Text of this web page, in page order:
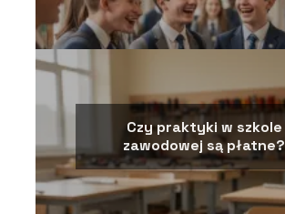
Czy praktyki w szkole
zawodowej są płatne?